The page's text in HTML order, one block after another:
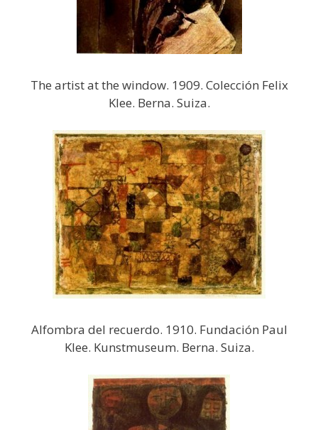
The artist at the window. 1909. Colección Felix
Klee. Berna. Suiza.
Alfombra del recuerdo. 1910. Fundación Paul
Klee. Kunstmuseum. Berna. Suiza.